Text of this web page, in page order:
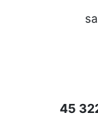
45